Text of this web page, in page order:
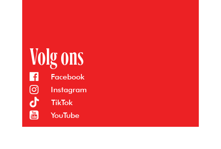
Volg ons
Facebook
Instagram
TikTok
YouTube